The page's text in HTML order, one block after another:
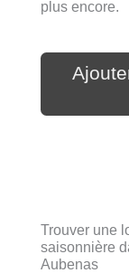
plus encore.
Trouver une
saisonnière
Aubenas